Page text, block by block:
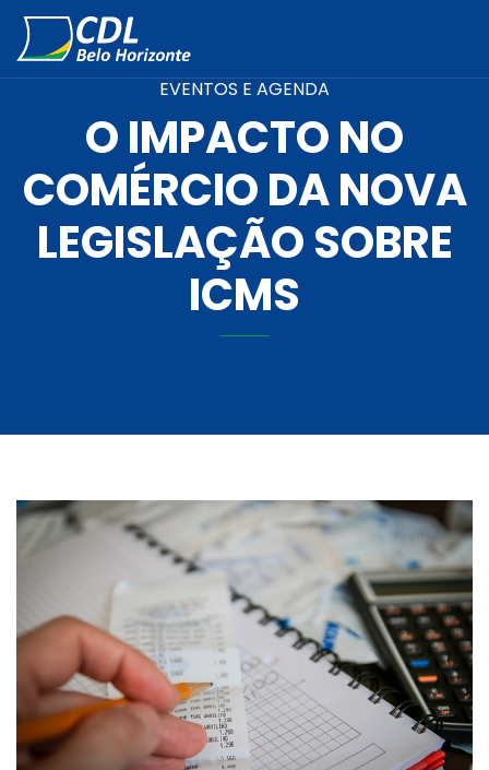
EVENTOS E AGENDA
O IMPACTO NO
COMÉRCIO DA NOVA
LEGISLAÇÃO SOBRE
ICMS